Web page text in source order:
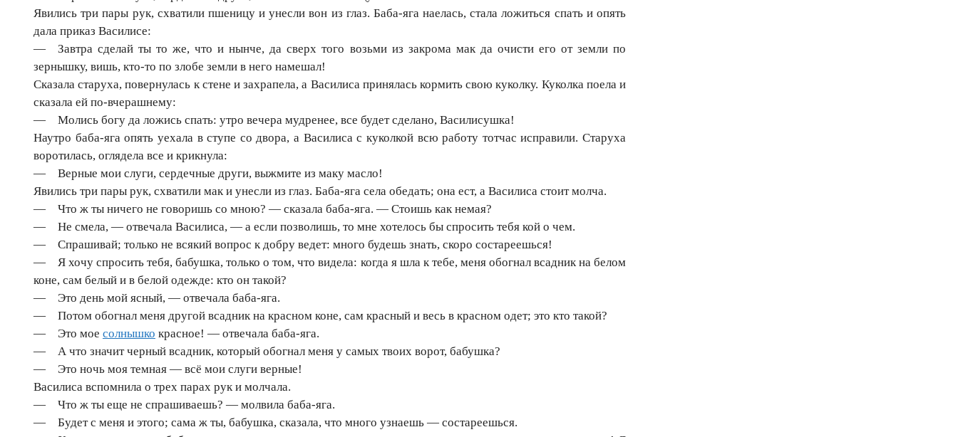
Явились три пары рук, схватили пшеницу и унесли вон из глаз. Баба-яга наелась, стала ложиться спать и опять
дала приказ Василисе:
— Завтра сделай ты то же, что и нынче, да сверх того возьми из закрома мак да очисти его от земли по
зернышку, вишь, кто-то по злобе земли в него намешал!
Сказала старуха, повернулась к стене и захрапела, а Василиса принялась кормить свою куколку. Куколка поела и
сказала ей по-вчерашнему:
— Молись богу да ложись спать: утро вечера мудренее, все будет сделано, Василисушка!
Наутро баба-яга опять уехала в ступе со двора, а Василиса с куколкой всю работу тотчас исправили. Старуха
воротилась, оглядела все и крикнула:
— Верные мои слуги, сердечные други, выжмите из маку масло!
Явились три пары рук, схватили мак и унесли из глаз. Баба-яга села обедать; она ест, а Василиса стоит молча.
— Что ж ты ничего не говоришь со мною? — сказала баба-яга. — Стоишь как немая?
— Не смела, — отвечала Василиса, — а если позволишь, то мне хотелось бы спросить тебя кой о чем.
— Спрашивай; только не всякий вопрос к добру ведет: много будешь знать, скоро состареешься!
— Я хочу спросить тебя, бабушка, только о том, что видела: когда я шла к тебе, меня обогнал всадник на белом
коне, сам белый и в белой одежде: кто он такой?
— Это день мой ясный, — отвечала баба-яга.
— Потом обогнал меня другой всадник на красном коне, сам красный и весь в красном одет; это кто такой?
— Это мое солнышко красное! — отвечала баба-яга.
— А что значит черный всадник, который обогнал меня у самых твоих ворот, бабушка?
— Это ночь моя темная — всё мои слуги верные!
Василиса вспомнила о трех парах рук и молчала.
— Что ж ты еще не спрашиваешь? — молвила баба-яга.
— Будет с меня и этого; сама ж ты, бабушка, сказала, что много узнаешь — состареешься.